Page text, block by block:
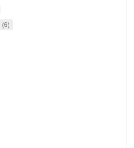
6